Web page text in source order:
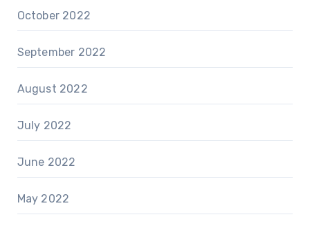
October 2022
September 2022
August 2022
July 2022
June 2022
May 2022